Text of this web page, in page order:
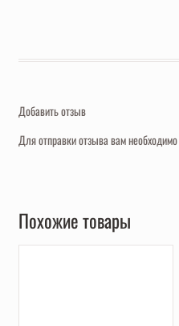
Добавить отзыв
Для отправки отзыва вам необходимо
Похожие товары